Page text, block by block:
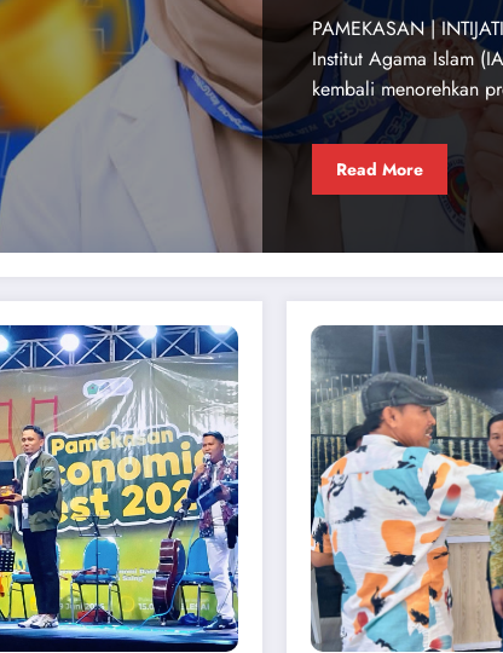
PAMEKASAN |
Institut Agama Islam
kembali menorehkan
Read More